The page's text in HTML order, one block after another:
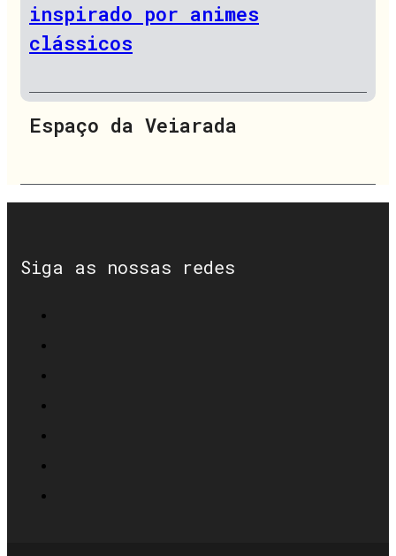
inspirado por animes
clássicos
Espaço da Veiarada
Siga as nossas redes